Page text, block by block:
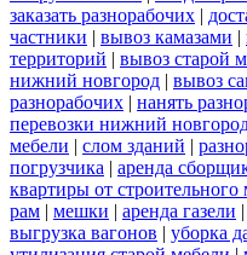
заказать разнорабочих |
частники | вывоз камазами |
территорий | вывоз старой
нижний новгород | вывоз
разнорабочих | нанять
перевозки нижний
мебели | слом зданий |
погрузчика | аренда
квартиры от строительного
рам | мешки | аренда газели |
выгрузка вагонов | уборка